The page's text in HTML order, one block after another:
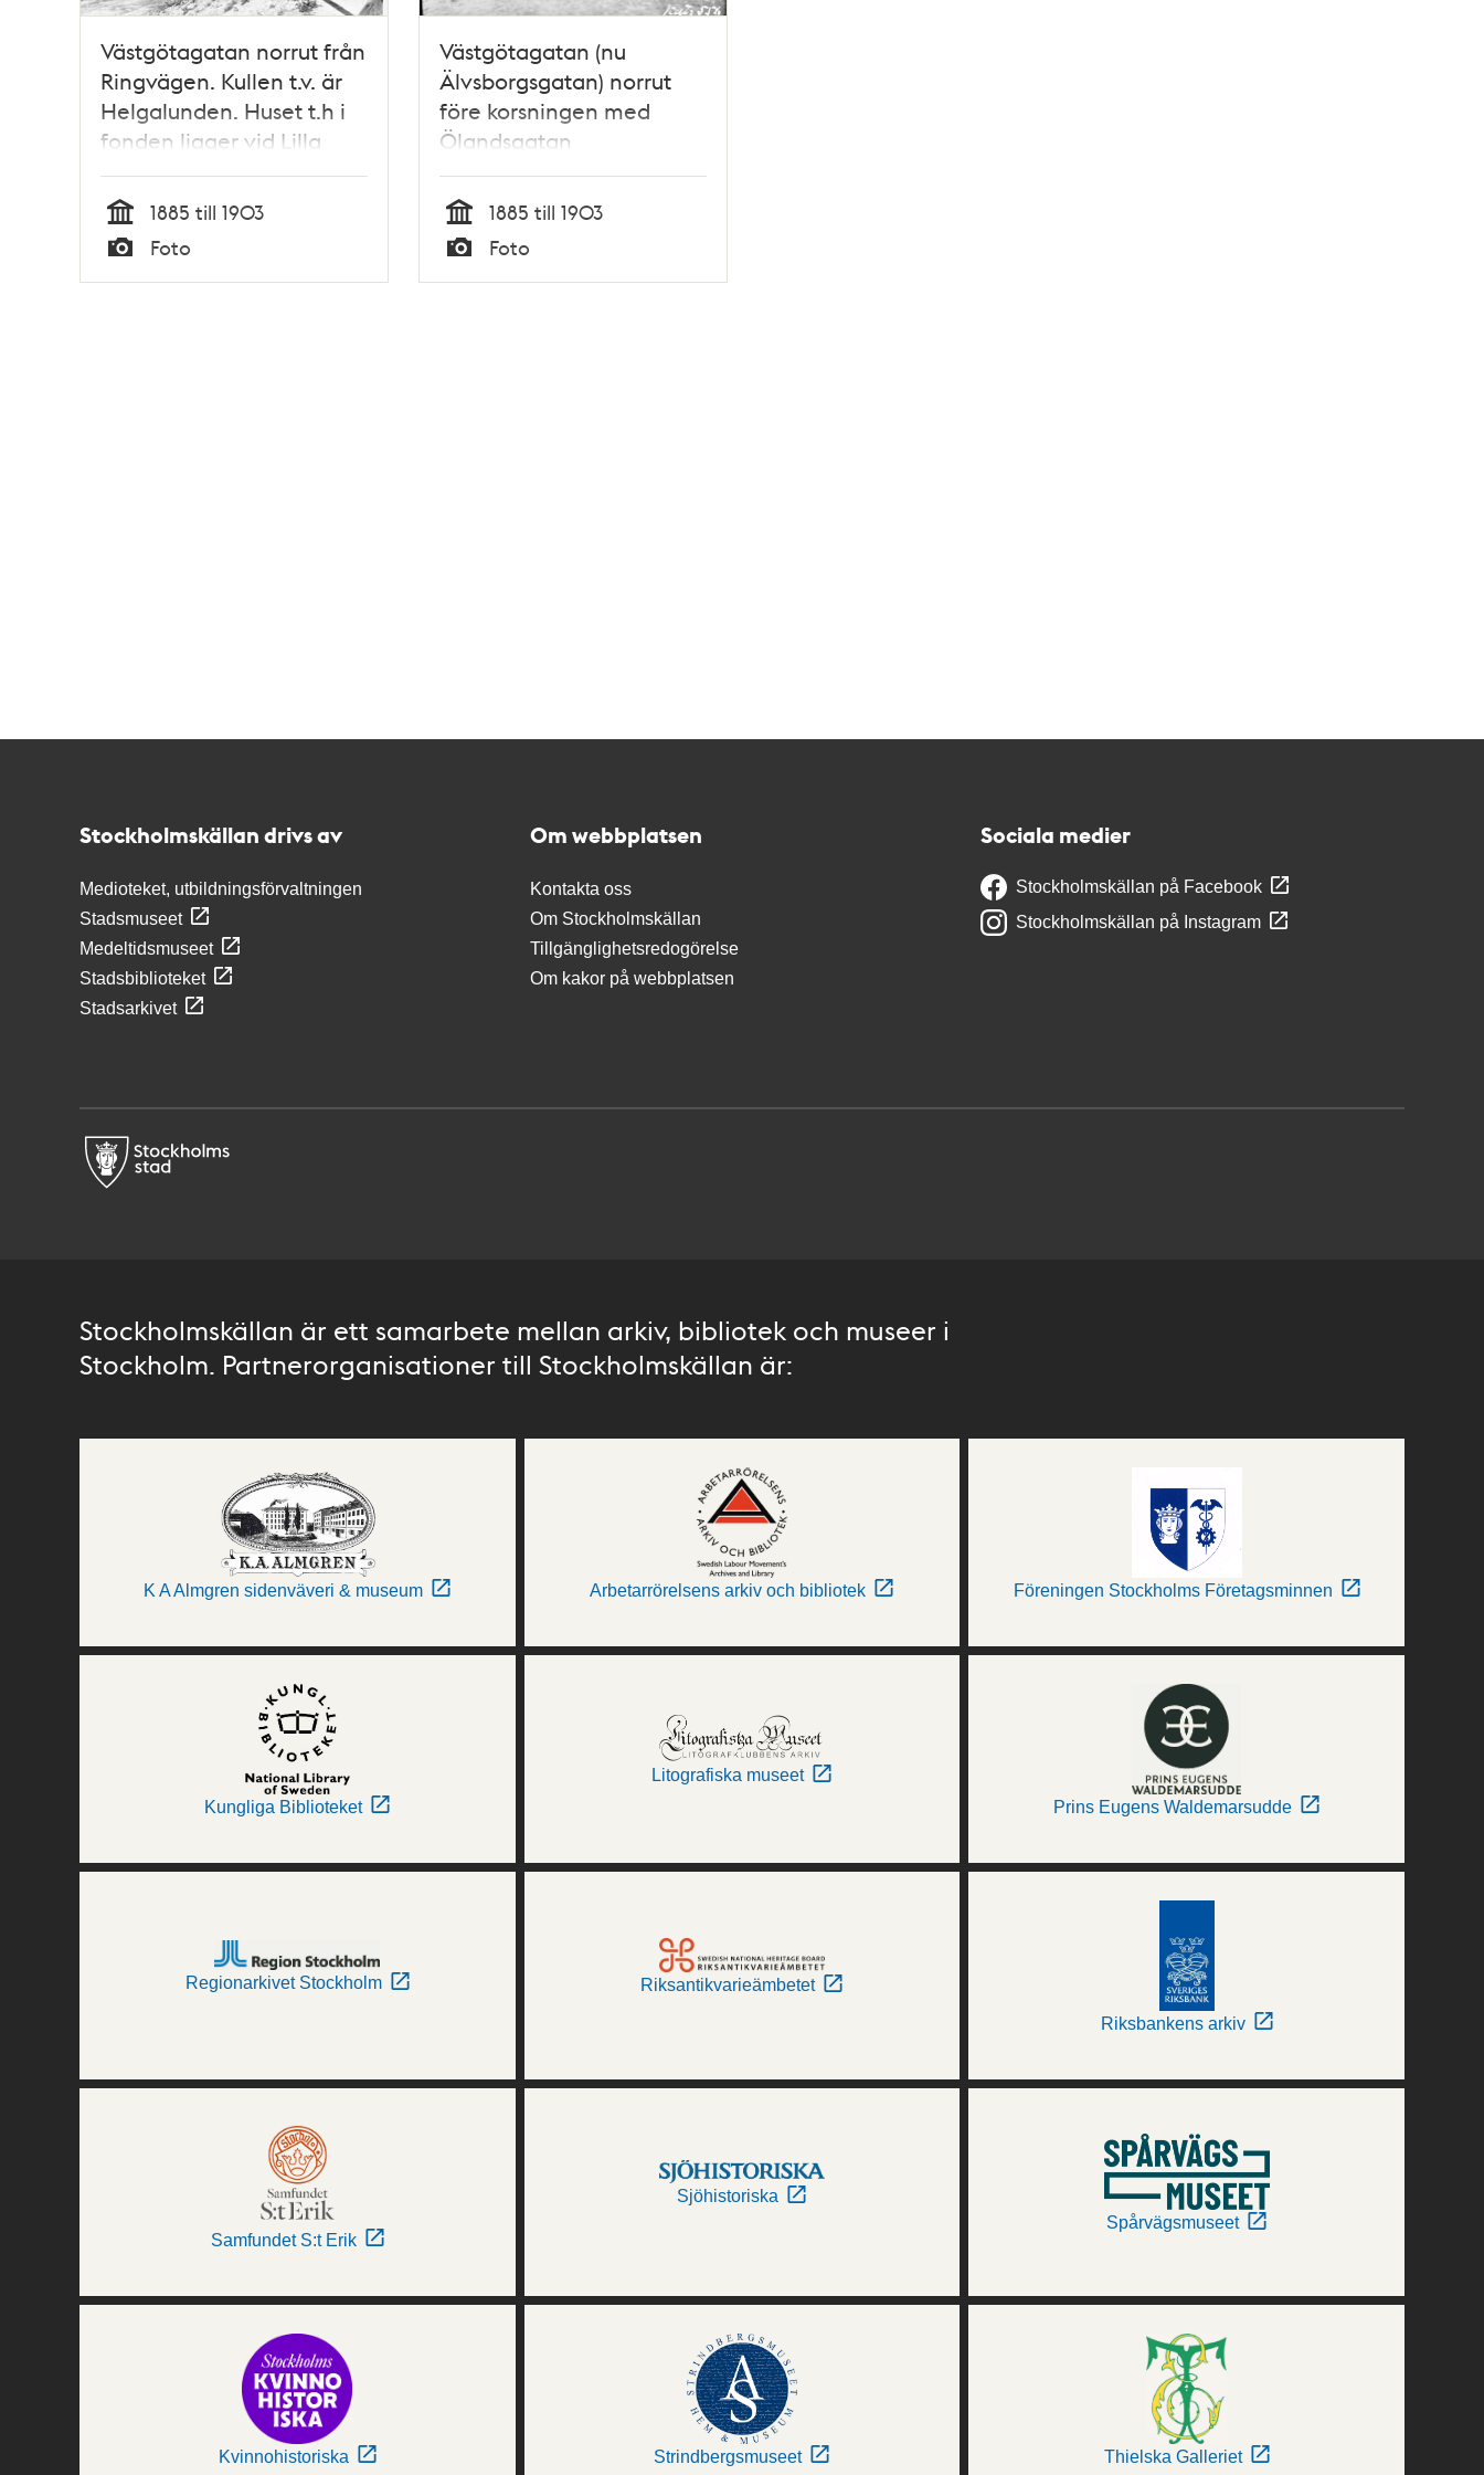
Västgötagatan norrut från
Ringvägen. Kullen t.v. är
Helgalunden. Huset t.h i
fonden ligger vid Lilla
Pilgränd 3. Motsvarar nu
Älvsborgsgatan
Tid
1885 till 1903
Typ
Foto
Västgötagatan (nu
Älvsborgsgatan) norrut
före korsningen med
Ölandsgatan
Tid
1885 till 1903
Typ
Foto
Stockholmskällan drivs av
Medioteket, utbildningsförvaltningen
Stadsmuseet
Medeltidsmuseet
Stadsbiblioteket
Stadsarkivet
Om webbplatsen
Kontakta oss
Om Stockholmskällan
Tillgänglighetsredogörelse
Om kakor på webbplatsen
Sociala medier
Stockholmskällan på Facebook
Stockholmskällan på Instagram
Stockholmskällan är ett samarbete mellan arkiv, bibliotek och museer i
Stockholm. Partnerorganisationer till Stockholmskällan är:
K A Almgren sidenväveri & museum Arbetarrörelsens arkiv och bibliotek Föreningen Stockholms Företagsminnen
Kungliga Biblioteket
Litografiska museet
Prins Eugens Waldemarsudde
Regionarkivet Stockholm Riksantikvarieämbetet
Riksbankens arkiv
Samfundet S:t Erik
Sjöhistoriska
Spårvägsmuseet
Kvinnohistoriska Strindbergsmuseet Thielska Galleriet